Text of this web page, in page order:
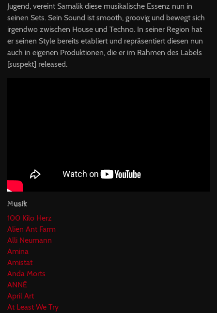
Jugend, vereint Samalik diese musikalische Essenz nun in
seinen Sets. Sein Sound ist smooth, groovig und bewegt sich
irgendwo zwischen House und Techno. In seiner Region hat
er seinen Style bereits etabliert und repräsentiert diesen nun
auch in eigenen Produktionen, die er im Rahmen des Labels
[suspekt] released.
Musik
100 Kilo Herz
Alien Ant Farm
Alli Neumann
Amina
Amistat
Anda Morts
ANNĒ
April Art
At Least We Try